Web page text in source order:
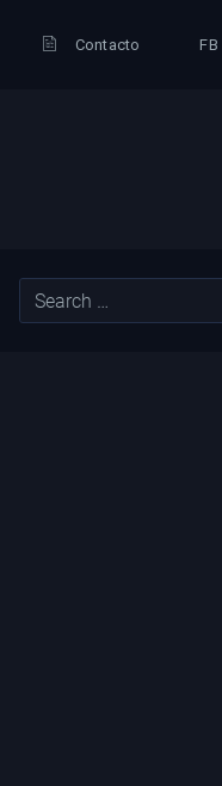
Contacto FB